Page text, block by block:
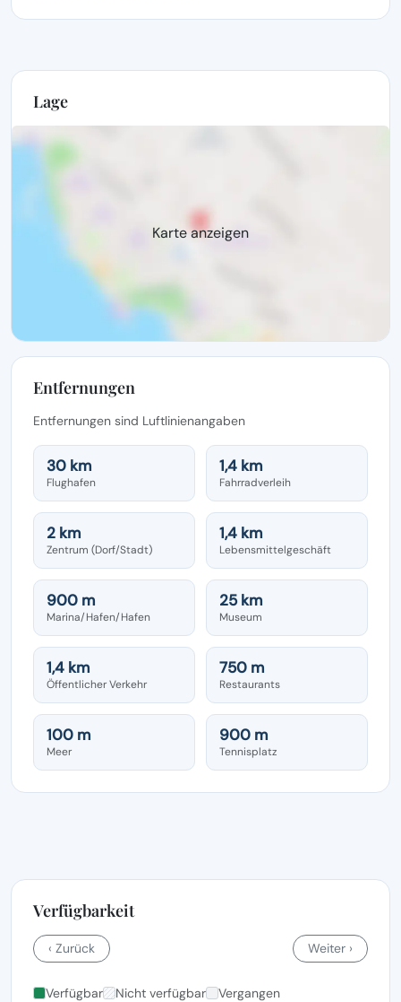
Lage
Karte anzeigen
Entfernungen
Entfernungen sind Luftlinienangaben
30 km
Flughafen
1,4 km
Fahrradverleih
2 km
Zentrum (Dorf/Stadt)
1,4 km
Lebensmittelgeschäft
900 m
Marina/Hafen/Hafen
25 km
Museum
1,4 km
Öffentlicher Verkehr
750 m
Restaurants
100 m
Meer
900 m
Tennisplatz
Verfügbarkeit
‹ Zurück Weiter ›
Verfügbar Nicht verfügbar Vergangen